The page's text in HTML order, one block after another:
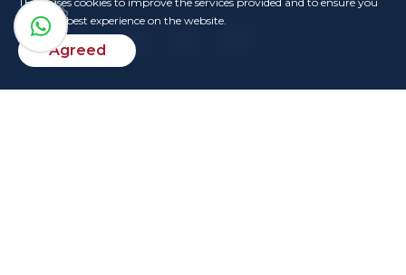
have the best experience on the website.
Agreed